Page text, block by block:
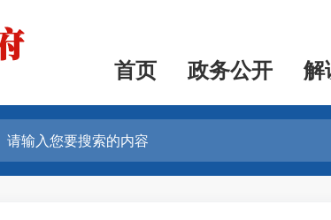
首页 政务公开 解